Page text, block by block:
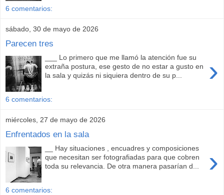
6 comentarios:
sábado, 30 de mayo de 2026
Parecen tres
›
___ Lo primero que me llamó la atención fue su
extraña postura, ese gesto de no estar a gusto en
la sala y quizás ni siquiera dentro de su p...
6 comentarios:
miércoles, 27 de mayo de 2026
Enfrentados en la sala
›
__ Hay situaciones , encuadres y composiciones
que necesitan ser fotografiadas para que cobren
toda su relevancia. De otra manera pasarían d...
6 comentarios: